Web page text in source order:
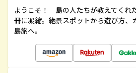
ようこそ！ 島の人たちが教えてくれ
冊に凝縮。絶景スポットから遊び方、
島旅へ。